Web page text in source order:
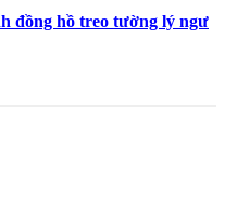
đồng hồ treo tường lý ngư